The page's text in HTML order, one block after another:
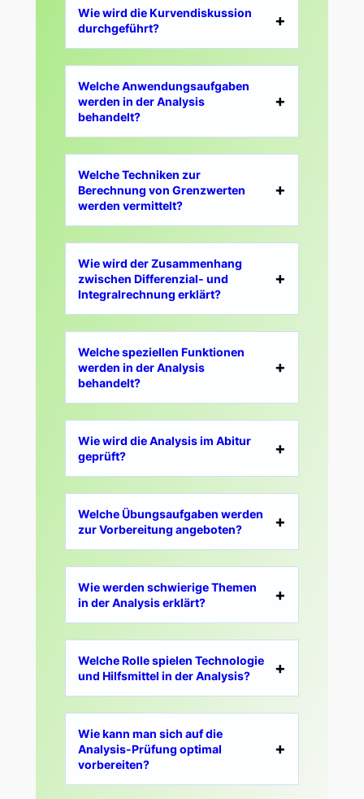
Wie wird die Kurvendiskussion
durchgeführt?
Welche Anwendungsaufgaben
werden in der Analysis
behandelt?
Welche Techniken zur
Berechnung von Grenzwerten
werden vermittelt?
Wie wird der Zusammenhang
zwischen Differenzial- und
Integralrechnung erklärt?
Welche speziellen Funktionen
werden in der Analysis
behandelt?
Wie wird die Analysis im Abitur
geprüft?
Welche Übungsaufgaben werden
zur Vorbereitung angeboten?
Wie werden schwierige Themen
in der Analysis erklärt?
Welche Rolle spielen Technologie
und Hilfsmittel in der Analysis?
Wie kann man sich auf die
Analysis-Prüfung optimal
vorbereiten?